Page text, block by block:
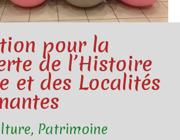
pour la
de l’Histoire
et des Localités
Patrimoine